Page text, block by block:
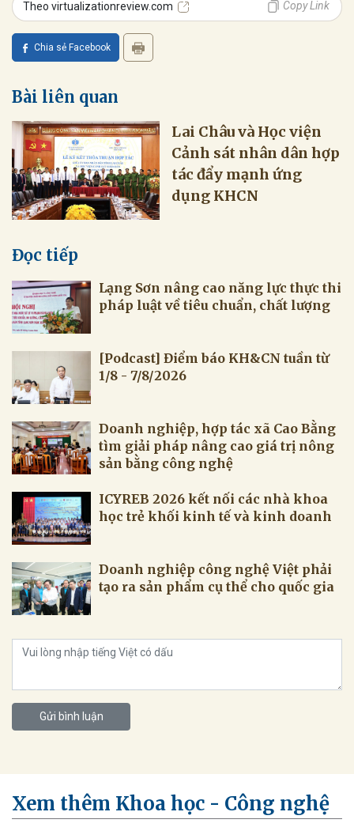
Theo virtualizationreview.com Copy Link
Chia sẻ Facebook
Bài liên quan
Lai Châu và Học viện
Cảnh sát nhân dân hợp
tác đẩy mạnh ứng
dụng KHCN
Đọc tiếp
Lạng Sơn nâng cao năng lực thực thi
pháp luật về tiêu chuẩn, chất lượng
[Podcast] Điểm báo KH&CN tuần từ
1/8 - 7/8/2026
Doanh nghiệp, hợp tác xã Cao Bằng
tìm giải pháp nâng cao giá trị nông
sản bằng công nghệ
ICYREB 2026 kết nối các nhà khoa
học trẻ khối kinh tế và kinh doanh
Doanh nghiệp công nghệ Việt phải
tạo ra sản phẩm cụ thể cho quốc gia
Gửi bình luận
Xem thêm Khoa học - Công nghệ